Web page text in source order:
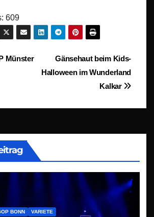
609
Gänsehaut beim Kids-
Halloween im Wunderland
Kalkar
Münster
BONN VARIETE